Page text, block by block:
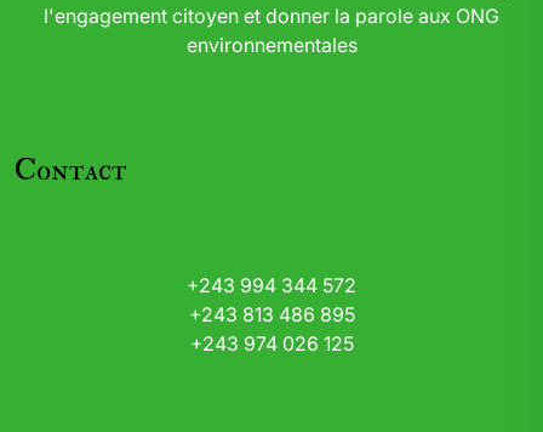
l'engagement citoyen et donner la parole aux ONG
environnementales
Contact
+243 994 344 572
+243 813 486 895
+243 974 026 125